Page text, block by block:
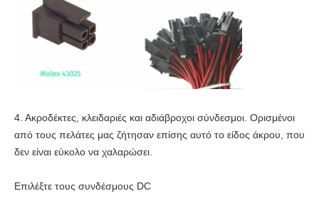
4. Ακροδέκτες, κλειδαριές και αδιάβροχοι σύνδεσμοι. Ορισμένοι
από τους πελάτες μας ζήτησαν επίσης αυτό το είδος άκρου, που
δεν είναι εύκολο να χαλαρώσει.
Επιλέξτε τους συνδέσμους DC